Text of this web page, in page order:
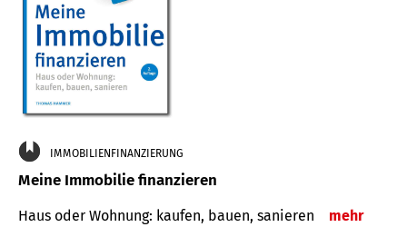
IMMOBILIENFINANZIERUNG
Meine Immobilie finanzieren
Haus oder Wohnung: kaufen, bauen, sanieren mehr